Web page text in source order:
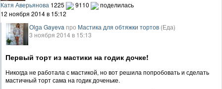
Катя Аверьянова 1225 9110
поделилась
12 ноября 2014 в 15:12
Оlgа Gayeva про Мастика для обтяжки тортов (Еда)
3 ноября 2014 в 15:13
Первый торт из мастики на годик дочке!
Никогда не работала с мастикой, но вот решила попробовать и сделать
мастичный торт сама на годик доченьке.